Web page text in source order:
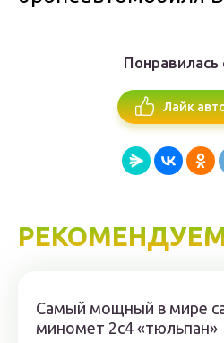
Понравилась
Лайк
Самый мощный в мире
миномет 2с4 «тюльпан»